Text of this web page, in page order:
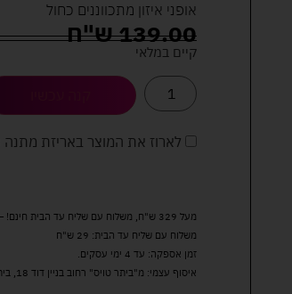
אופני איזון מתכווננים כחול
139.00ש"ח
קיים במלאי
לארוז את המוצר באריזת מתנה
מעל 329 ש"ח, משלוח עם שליח עד הבית חינם! – 0 ₪
משלוח עם שליח עד הבית: 29 ש"ח
זמן אספקה: עד 4 ימי עסקים.
איסוף עצמי: מ"ביתר טויס" רחוב בניין דוד 18, ביתר עילית.